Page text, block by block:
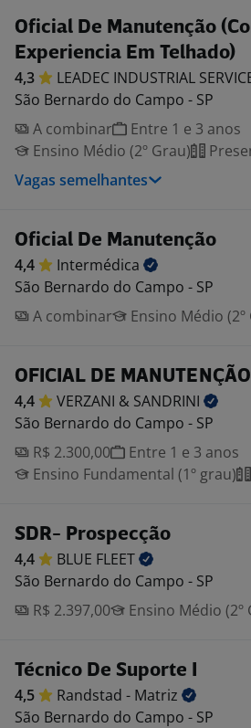
Oficial De Manutenção
Experiencia Em Telhado)
4,3 LEADEC INDUSTRIAL
São Bernardo do Campo - SP
A combinar
Entre 1 e 3 anos
Ensino Médio (2º Grau)
Vagas semelhantes
Oficial De Manutenção
4,4
Intermédica
São Bernardo do Campo - SP
A combinar
Ensino Médio (2º
OFICIAL DE MANUTENÇÃO I
4,4 VERZANI & SANDRINI
São Bernardo do Campo - SP
R$ 2.300,00
Entre 1 e 3 anos
Ensino Fundamental (1º grau)
SDR- Prospecção
4,4 BLUE FLEET
São Bernardo do Campo - SP
R$ 2.397,00
Ensino Médio (2º
Técnico De Suporte I
4,5 Randstad - Matriz
São Bernardo do Campo - SP